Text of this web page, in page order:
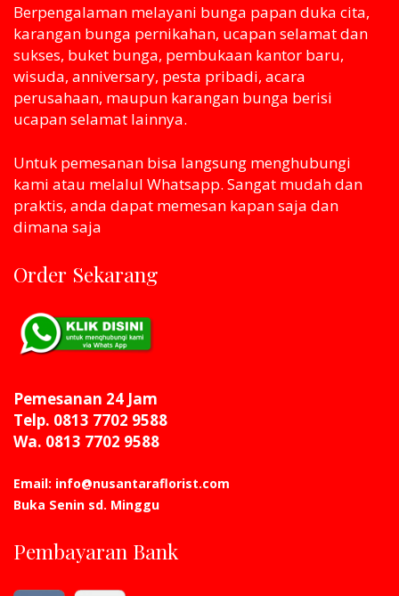
Berpengalaman melayani bunga papan duka cita,
karangan bunga pernikahan, ucapan selamat dan
sukses, buket bunga, pembukaan kantor baru,
wisuda, anniversary, pesta pribadi, acara
perusahaan, maupun karangan bunga berisi
ucapan selamat lainnya.
Untuk pemesanan bisa langsung menghubungi
kami atau melaluI Whatsapp. Sangat mudah dan
praktis, anda dapat memesan kapan saja dan
dimana saja
Order Sekarang
Pemesanan 24 Jam
Telp. 0813 7702 9588
Wa. 0813 7702 9588
Email: info@nusantaraflorist.com
Buka Senin sd. Minggu
Pembayaran Bank